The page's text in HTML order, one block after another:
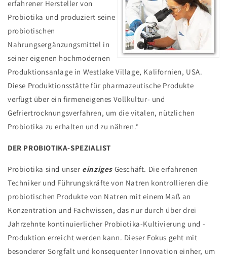
erfahrener Hersteller von
Probiotika und produziert seine
probiotischen
Nahrungsergänzungsmittel in
seiner eigenen hochmodernen
Produktionsanlage in Westlake Village, Kalifornien, USA.
Diese Produktionsstätte für pharmazeutische Produkte
verfügt über ein firmeneigenes Vollkultur- und
Gefriertrocknungsverfahren, um die vitalen, nützlichen
Probiotika zu erhalten und zu nähren.*
DER PROBIOTIKA-SPEZIALIST
Probiotika sind unser einziges Geschäft. Die erfahrenen
Techniker und Führungskräfte von Natren kontrollieren die
probiotischen Produkte von Natren mit einem Maß an
Konzentration und Fachwissen, das nur durch über drei
Jahrzehnte kontinuierlicher Probiotika-Kultivierung und -
Produktion erreicht werden kann. Dieser Fokus geht mit
besonderer Sorgfalt und konsequenter Innovation einher, um